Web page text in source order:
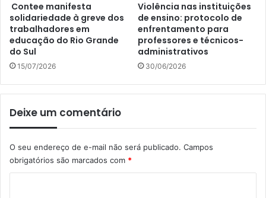
Contee manifesta
solidariedade à greve dos
trabalhadores em
educação do Rio Grande
do Sul
15/07/2026
Violência nas instituições
de ensino: protocolo de
enfrentamento para
professores e técnicos-
administrativos
30/06/2026
Deixe um comentário
O seu endereço de e-mail não será publicado. Campos
obrigatórios são marcados com *